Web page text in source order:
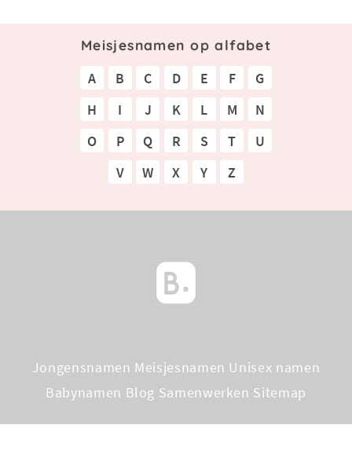
Meisjesnamen op alfabet
A B C D E F
G
H
I J K L M
N
O
P Q R S T
U
V
W X Y Z
Jongensnamen Meisjesnamen Unisex namen
Babynamen Blog Samenwerken Sitemap